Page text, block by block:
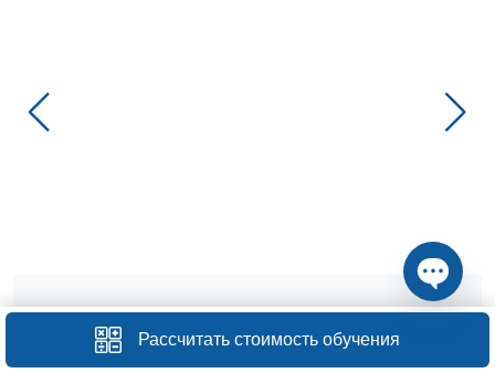
Общие положения
Open
Рассчитать стоимость обучения